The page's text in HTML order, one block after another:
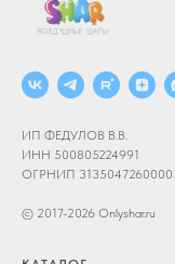
ИП ФЕДУЛОВ В.В.
ИНН 500805224991
ОГРНИП
© 2017-2026 Onlyshar.ru